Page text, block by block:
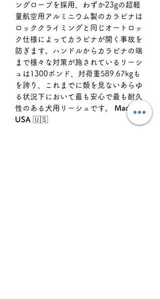
ングロープを採用、わずか23gの超軽
量航空用アルミニウム製のカラビナは
ロッククライミングと同じオートロッ
ク仕様によってカラビナが開く事故を
防ぎます。ハンドルからカラビナの端
まで様々な対策が施されているリーシ
ュは1300ポンド、対荷重589.67kgも
を誇り、これまでに類を見ないあらゆ
る状況下において最も安心で最も耐久
性のある犬用リーシュです。
Made in
USA 🇺🇸